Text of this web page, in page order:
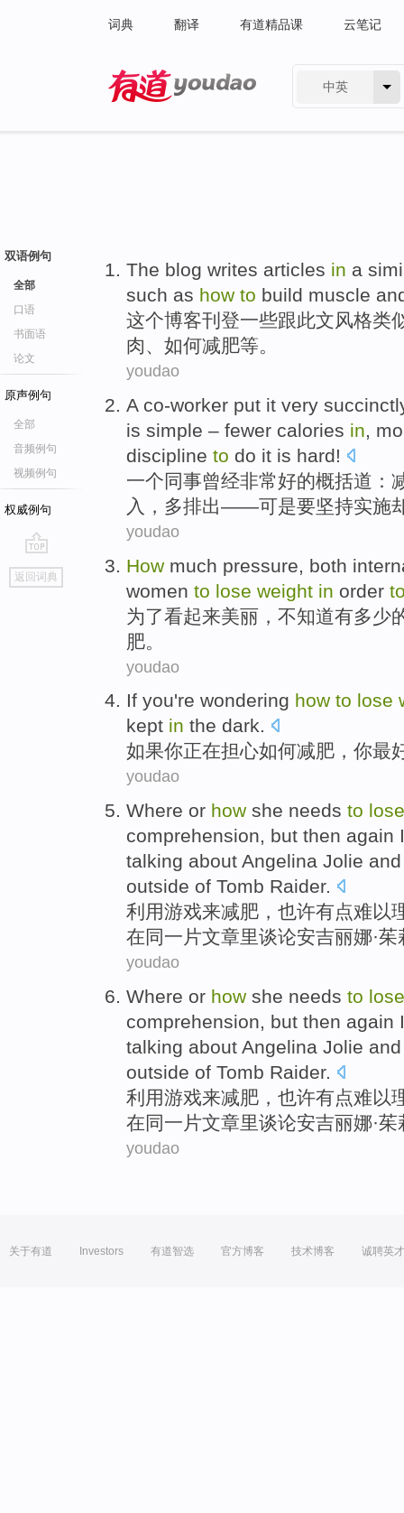
词典 翻译 有道精品课 云笔记
中英
双语例句
全部
口语
书面语
论文
原声例句
全部
音频例句
视频例句
权威例句
go
top
返回词典
The blog writes articles in a
such as how to build muscle
这个博客刊登一些跟此文风格类
肉、如何减肥等。
youdao
A co-worker put it very
is simple – fewer calories in,
discipline to do it is hard!
一个同事曾经非常好的概括道：
入， 多排出——可是要坚持实施
youdao
How much pressure
both
women to lose weight in order
为了看起来美丽，不知道有多少
肥。
youdao
If you're wondering how to lose
kept in the dark.
如果你正在担心如何减肥 ，你最
youdao
Where or how she needs to
comprehension, but then again I
talking about Angelina Jolie and
outside of Tomb Raider.
利用游戏来减肥 ，也许有点难以
在同一片文章里谈论安吉丽娜·茱
youdao
Where or how she needs to
comprehension, but then again I
talking about Angelina Jolie and
outside of Tomb Raider.
利用游戏来减肥 ，也许有点难以
在同一片文章里谈论安吉丽娜·茱
youdao
关于有道 Investors 有道智选 官方博客 技术博客 诚聘英才